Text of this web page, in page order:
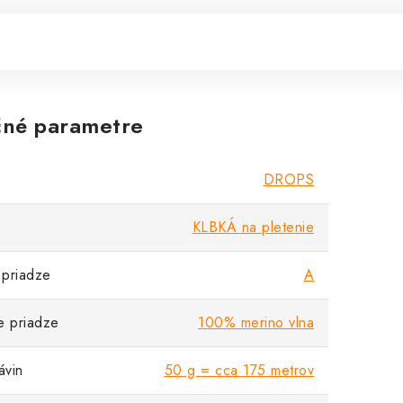
parametre
DROPS
KLBKÁ na pletenie
A
priadze 100% merino vlna
50 g = cca 175 metrov